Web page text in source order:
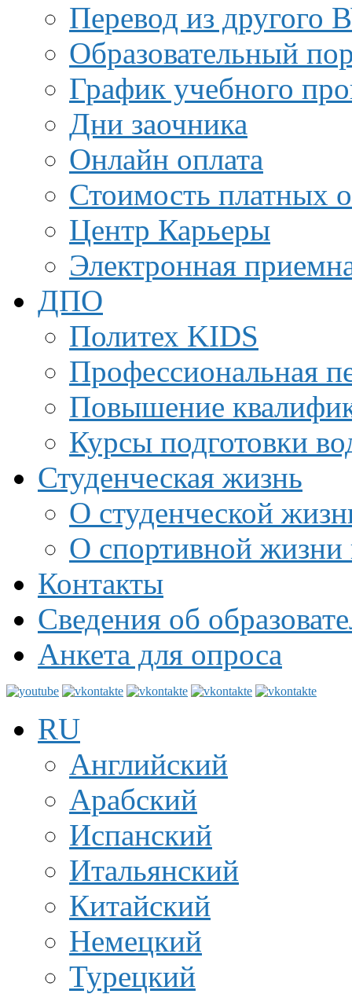
Перевод из другого
Образовательный
График учебного
Дни заочника
Онлайн оплата
Стоимость платных
Центр Карьеры
Электронная
ДПО
Политех KIDS
Профессиональная
Повышение
Курсы подготовки
Студенческая жизнь
О студенческой
О спортивной жизни
Контакты
Сведения об
Анкета для опроса
RU
Английский
Арабский
Испанский
Итальянский
Китайский
Немецкий
Турецкий